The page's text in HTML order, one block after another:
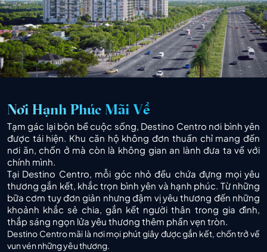
Nơi Hạnh Phúc Mãi Về
Tạm gác lại bộn bề cuộc sống, Destino Centro nơi bình yên
được tái hiện. Khu căn hộ không đơn thuần chỉ mang đến
nơi ăn, chốn ở mà còn là không gian an lành đưa ta về với
chính mình.
Tại Destino Centro, mỗi góc nhỏ đều chứa đựng mọi yêu
thương gắn kết, khắc trọn bình yên và hạnh phúc. Từ những
bữa cơm tuy đơn giản nhưng đậm vị yêu thương đến những
khoảnh khắc sẻ chia, gắn kết người thân trong gia đình,
thắp sáng ngọn lửa yêu thương thêm phần vẹn tròn.
Destino Centro mãi là nơi mọi phút giây được gắn kết, chốn trở về
vun vén những yêu thương.